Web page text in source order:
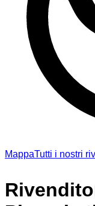
MappaTutti i nostri